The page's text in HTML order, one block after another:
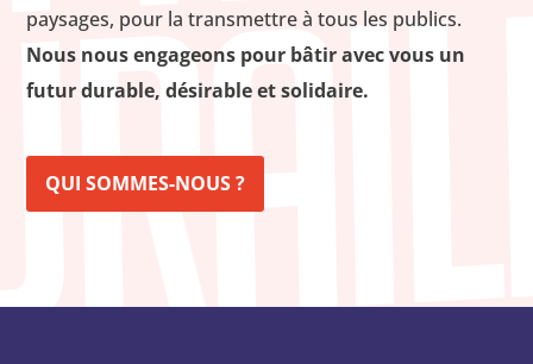
paysages, pour la transmettre à tous les publics.
Nous nous engageons pour bâtir avec vous un
futur durable, désirable et solidaire.
QUI SOMMES-NOUS ?